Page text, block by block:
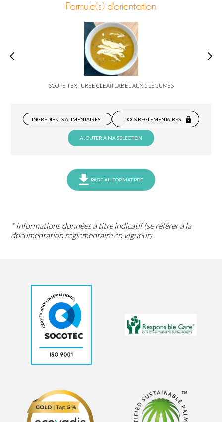
Formule(s) d'orientation
SOUPE TEXTUREE CLEAN LABEL AUX 5 LEGUMES
INGRÉDIENTS ALIMENTAIRES DOCS RÉGLEMENTAIRES
AJOUTER À MA SELECTION
PAGE AU FORMAT PDF
* Informations données à titre indicatif (se référer à la
documentation réglementaire en vigueur).